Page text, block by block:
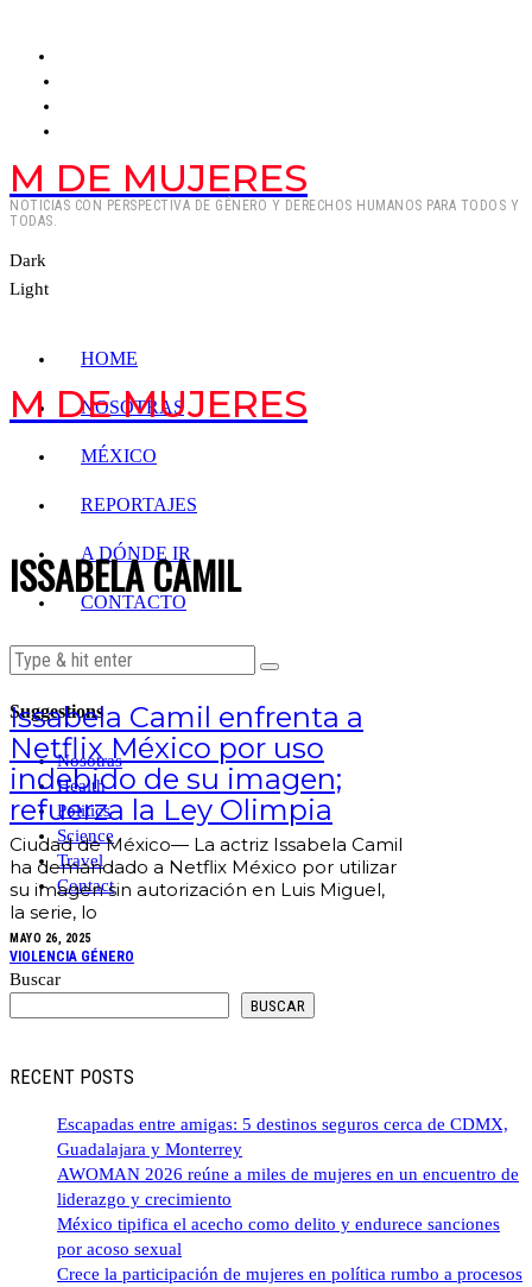
M DE MUJERES
NOTICIAS CON PERSPECTIVA DE GÉNERO Y DERECHOS HUMANOS PARA TODOS Y
TODAS.
Dark
Light
HOME
NOSOTRAS
MÉXICO
REPORTAJES
A DÓNDE IR
CONTACTO
Suggestions
Nosotras
Health
Politics
Science
Travel
Contact
M DE MUJERES
ISSABELA CAMIL
Issabela Camil enfrenta a
Netflix México por uso
indebido de su imagen;
refuerza la Ley Olimpia
Ciudad de México— La actriz Issabela Camil
ha demandado a Netflix México por utilizar
su imagen sin autorización en Luis Miguel,
la serie, lo
MAYO 26, 2025
VIOLENCIA GÉNERO
Buscar
BUSCAR
RECENT POSTS
Escapadas entre amigas: 5 destinos seguros cerca de CDMX,
Guadalajara y Monterrey
AWOMAN 2026 reúne a miles de mujeres en un encuentro de
liderazgo y crecimiento
México tipifica el acecho como delito y endurece sanciones
por acoso sexual
Crece la participación de mujeres en política rumbo a procesos